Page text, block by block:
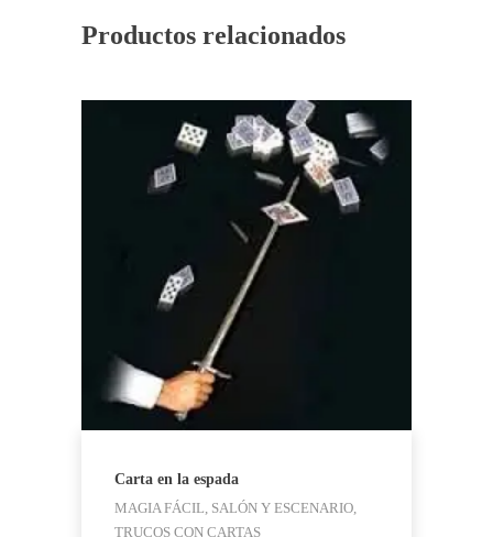
Productos relacionados
Carta en la espada
MAGIA FÁCIL, SALÓN Y ESCENARIO,
TRUCOS CON CARTAS